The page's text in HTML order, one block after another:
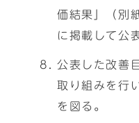
価結果」（別
に掲載して公
公表した改善
取り組みを行
を図る。